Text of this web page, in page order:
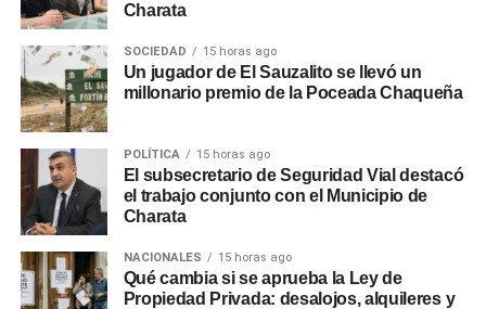
Charata
SOCIEDAD 15 horas ago
Un jugador de El Sauzalito se llevó un
millonario premio de la Poceada Chaqueña
POLÍTICA 15 horas ago
El subsecretario de Seguridad Vial destacó
el trabajo conjunto con el Municipio de
Charata
NACIONALES 15 horas ago
Qué cambia si se aprueba la Ley de
Propiedad Privada: desalojos, alquileres y